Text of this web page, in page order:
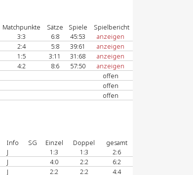
Matchpunkte Sätze Spiele
Spielbericht
3:3 6:8 45:53
anzeigen
2:4 5:8 39:61
anzeigen
1:5 3:11 31:68
anzeigen
4:2 8:6 57:50
anzeigen
offen
offen
offen
Info SG Einzel Doppel
gesamt
J 1:3 1:3
2:6
J 4:0 2:2
6:2
J 2:2 2:2
4:4